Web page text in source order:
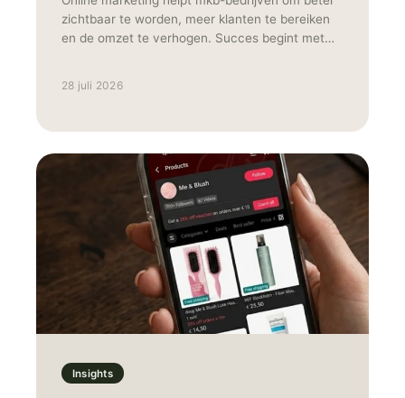
zichtbaar te worden, meer klanten te bereiken
en de omzet te verhogen. Succes begint met
advertenties, social media en e-mailmarketing.
28 juli 2026
Insights